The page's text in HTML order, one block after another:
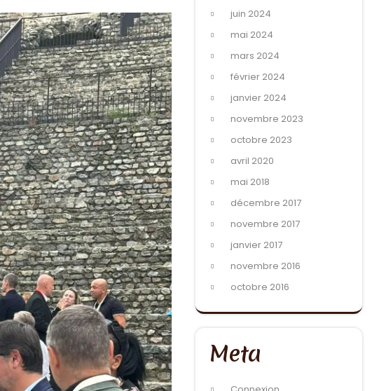
juin 2024
mai 2024
mars 2024
février 2024
janvier 2024
novembre 2023
octobre 2023
avril 2020
mai 2018
décembre 2017
novembre 2017
janvier 2017
novembre 2016
octobre 2016
Meta